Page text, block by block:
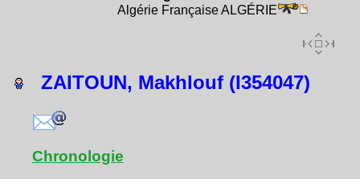
Algérie Française ALGÉRIE
ZAITOUN, Makhlouf (I354047)
Chronologie